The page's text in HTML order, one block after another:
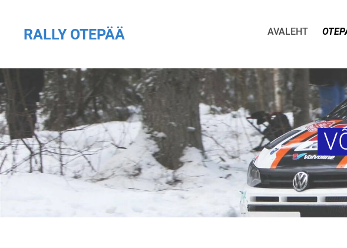
RALLY OTEPÄÄ AVALEHT